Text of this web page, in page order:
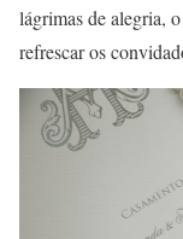
lágrimas de alegria,
refrescar os